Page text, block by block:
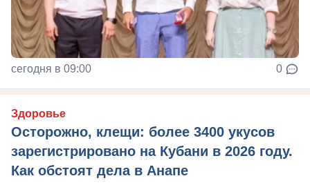
сегодня в 09:00 0
Здоровье
Осторожно, клещи: более 3400 укусов
зарегистрировано на Кубани в 2026 году.
Как обстоят дела в Анапе